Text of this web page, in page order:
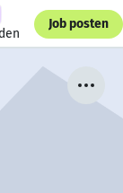
Job posten